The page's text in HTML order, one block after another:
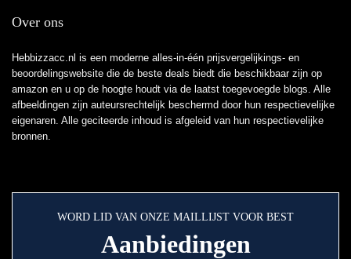
Over ons
Hebbizzacc.nl is een moderne alles-in-één prijsvergelijkings- en
beoordelingswebsite die de beste deals biedt die beschikbaar zijn op
amazon en u op de hoogte houdt via de laatst toegevoegde blogs. Alle
afbeeldingen zijn auteursrechtelijk beschermd door hun respectievelijke
eigenaren. Alle geciteerde inhoud is afgeleid van hun respectievelijke
bronnen.
WORD LID VAN ONZE MAILLIJST VOOR BEST
Aanbiedingen